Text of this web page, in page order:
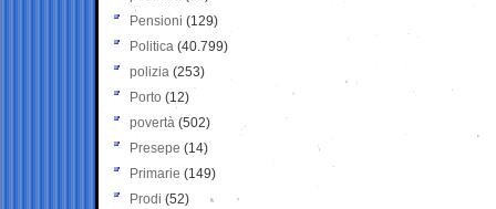
Pensioni (129)
Politica (40.799)
polizia (253)
Porto (12)
povertà (502)
Presepe (14)
Primarie (149)
Prodi (52)